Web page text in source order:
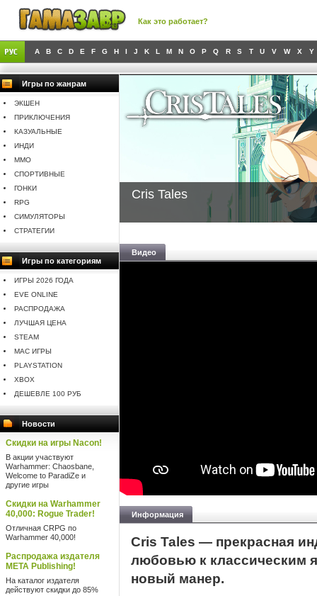
Как это работает?
A B C D E F G H I J K L M N O P Q R S T U V W X Y
Игры по жанрам
ЭКШЕН
ПРИКЛЮЧЕНИЯ
КАЗУАЛЬНЫЕ
ИНДИ
MMO
СПОРТИВНЫЕ
ГОНКИ
RPG
СИМУЛЯТОРЫ
СТРАТЕГИИ
Игры по категориям
ИГРЫ 2026 ГОДА
EVE ONLINE
РАСПРОДАЖА
ЛУЧШАЯ ЦЕНА
STEAM
MAC ИГРЫ
PLAYSTATION
XBOX
ДЕШЕВЛЕ 100 РУБ
Новости
Скидки на игры Nacon!
В акции участвуют
Warhammer: Chaosbane,
Welcome to ParadiZe и
другие игры
Скидки на Warhammer
40,000: Rogue Trader!
Отличная CRPG по
Warhammer 40,000!
Распродажа издателя
META Publishing!
На каталог издателя
действуют скидки до 85%
Cris Tales
Видео
Информация
Cris Tales — прекрасная
любовью к классическим
новый манер.